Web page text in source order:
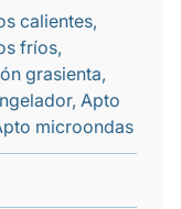
calientes,
fríos,
grasienta,
Apto
microondas